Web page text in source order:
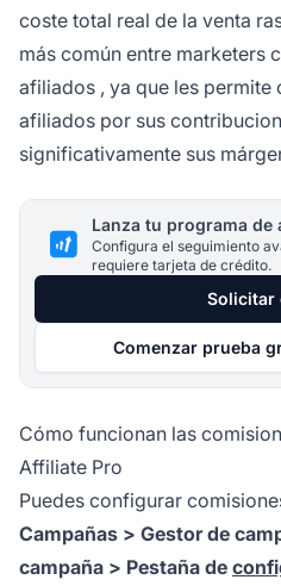
coste total real de la venta
más común entre marketers
afiliados , ya que les
afiliados por sus
significativamente sus
Lanza tu programa de
Configura el seguimiento
requiere tarjeta de crédito.
Solicitar
Comenzar prueba
Cómo funcionan las
Affiliate Pro
Puedes configurar
Campañas > Gestor de
campaña > Pestaña de